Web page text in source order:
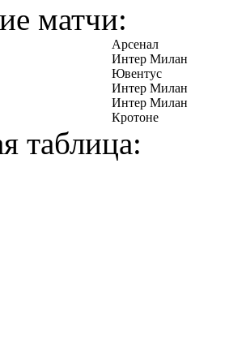
матчи:
Арсенал
Интер Милан
Ювентус
Интер Милан
Интер Милан
Кротоне
таблица: